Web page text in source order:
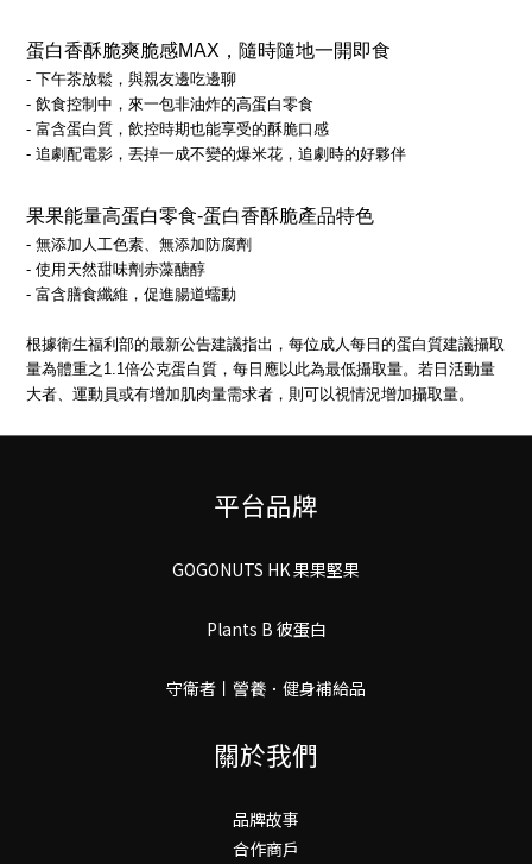
蛋白香酥脆爽脆感MAX，隨時隨地一開即食
- 下午茶放鬆，與親友邊吃邊聊
- 飲食控制中，來一包非油炸的高蛋白零食
- 富含蛋白質，飲控時期也能享受的酥脆口感
- 追劇配電影，丟掉一成不變的爆米花，追劇時的好夥伴
果果能量高蛋白零食-蛋白香酥脆產品特色
- 無添加人工色素、無添加防腐劑
- 使用天然甜味劑赤藻醣醇
- 富含膳食纖維，促進腸道蠕動
根據衛生福利部的最新公告建議指出，每位成人每日的蛋白質建議攝取
量為體重之1.1倍公克蛋白質，每日應以此為最低攝取量。若日活動量
大者、運動員或有增加肌肉量需求者，則可以視情況增加攝取量。
平台品牌
GOGONUTS HK 果果堅果
Plants B 彼蛋白
守衛者丨謍養．健身補給品
關於我們
品牌故事
合作商戶